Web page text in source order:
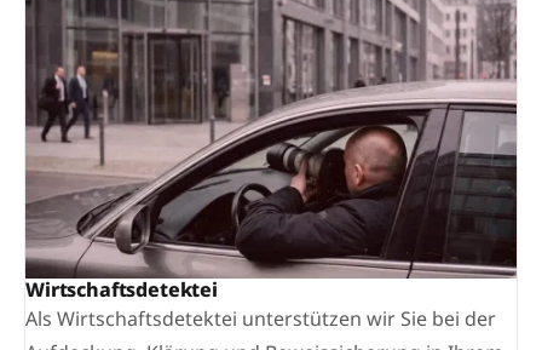
Wirtschaftsdetektei
Als Wirtschaftsdetektei unterstützen wir Sie bei der